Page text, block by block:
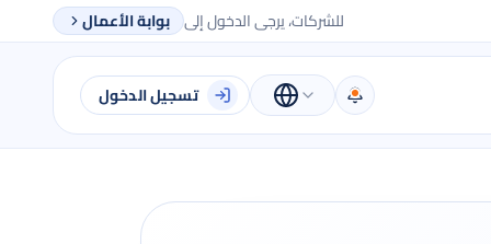
للشركات، يرجى الدخول إلى بوابة الأعمال
تسجيل الدخول